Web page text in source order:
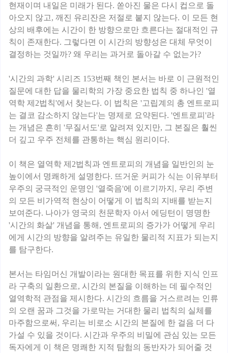
현재이며 내일은 미래가 된다. 쏟아진 물은 다시 컵으로 돌
아오지 않고, 깨진 유리잔은 저절로 붙지 않는다. 이 모든 현
상의 배후에는 시간이 한 방향으로만 흐른다는 절대적인 규
칙이 존재한다. 그렇다면 이 시간의 방향성은 대체 무엇이
결정하는 것일까? 왜 우리는 과거로 돌아갈 수 없는가?
'시간의 과학' 시리즈 153번째 책인 본서는 바로 이 근원적인
질문에 대한 답을 물리학의 가장 중요한 법칙 중 하나인 '열
역학 제2법칙'에서 찾는다. 이 법칙은 '고립계의 총 엔트로피
는 결코 감소하지 않는다'는 명제로 요약된다. '엔트로피'라
는 개념은 흔히 '무질서도'로 알려져 있지만, 그 본질은 훨씬
더 깊고 우주 전체를 관통하는 핵심 원리이다.
이 책은 열역학 제2법칙과 엔트로피의 개념을 일반인의 눈
높이에서 명쾌하게 설명한다. 뜨거운 커피가 식는 이유부터
우주의 궁극적인 운명인 '열죽음'에 이르기까지, 우리 주변
의 모든 비가역적 현상이 어떻게 이 법칙의 지배를 받는지
보여준다. 나아가 영국의 천문학자 아서 에딩턴이 명명한
'시간의 화살' 개념을 통해, 엔트로피의 증가가 어떻게 우리
에게 시간의 방향을 알려주는 유일한 물리적 지표가 되는지
를 탐구한다.
본서는 타임머신 개발이라는 원대한 목표를 위한 지식 인프
라 구축의 일환으로, 시간의 본질을 이해하는 데 필수적인
열역학적 관점을 제시한다. 시간의 흐름을 거스르려는 인류
의 오랜 꿈과 그것을 가로막는 거대한 물리 법칙의 실체를
마주함으로써, 우리는 비로소 시간의 본질에 한 걸음 더 다
가설 수 있을 것이다. 시간과 우주의 비밀에 관심 있는 모든
독자에게 이 책은 명쾌한 지적 탐험의 동반자가 되어줄 것